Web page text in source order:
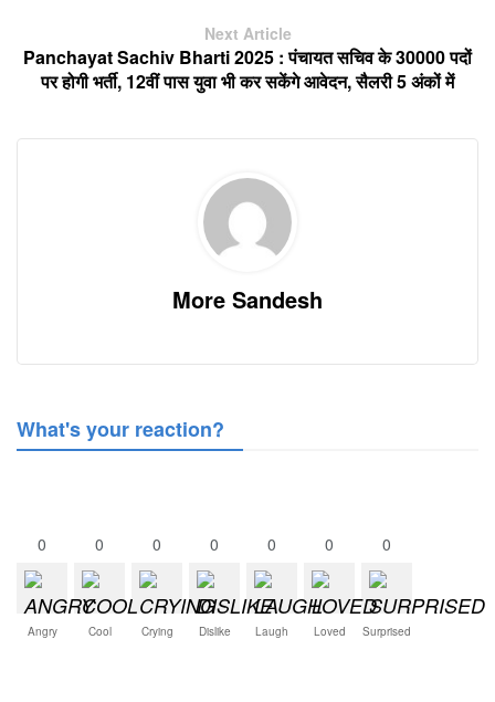
Next Article
Panchayat Sachiv Bharti 2025 : पंचायत सचिव के 30000 पदों
पर होगी भर्ती, 12वीं पास युवा भी कर सकेंगे आवेदन, सैलरी 5 अंकों में
More Sandesh
What's your reaction?
0
Angry
0
Cool
0
Crying
0
Dislike
0
Laugh
0
Loved
0
Surprised